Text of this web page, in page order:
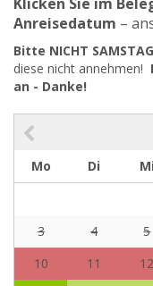
Anreisedatum –
Bitte NICHT
diese nicht annehmen!
an - Danke!
Mo
Di Mi
3
4 5
10
11 12